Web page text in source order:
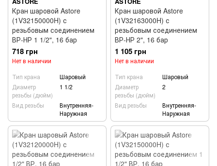
Кран шаровой Astore
(1V32150000H) с
резьбовым соединением
ВР-НР 1 1/2", 16 бар
718 грн
Нет в наличии
Тип крана
Шаровый
Диаметр
резьбы (дюйм)
1 1/2
Вид резьбы
Внутренняя-
Наружная
Кран шаровой Astore
(1V32163000H) с
резьбовым соединением
ВР-НР 2", 16 бар
1 105 грн
Нет в наличии
Тип крана
Шаровый
Диаметр
резьбы (дюйм)
2
Вид резьбы
Внутренняя-
Наружная